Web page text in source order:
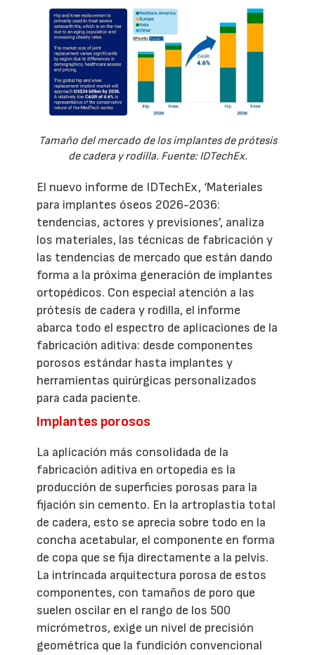
Tamaño del mercado de los implantes de prótesis
de cadera y rodilla. Fuente: IDTechEx.
El nuevo informe de IDTechEx, ‘Materiales
para implantes óseos 2026-2036:
tendencias, actores y previsiones’, analiza
los materiales, las técnicas de fabricación y
las tendencias de mercado que están dando
forma a la próxima generación de implantes
ortopédicos. Con especial atención a las
prótesis de cadera y rodilla, el informe
abarca todo el espectro de aplicaciones de la
fabricación aditiva: desde componentes
porosos estándar hasta implantes y
herramientas quirúrgicas personalizados
para cada paciente.
Implantes porosos
La aplicación más consolidada de la
fabricación aditiva en ortopedia es la
producción de superficies porosas para la
fijación sin cemento. En la artroplastia total
de cadera, esto se aprecia sobre todo en la
concha acetabular, el componente en forma
de copa que se fija directamente a la pelvis.
La intrincada arquitectura porosa de estos
componentes, con tamaños de poro que
suelen oscilar en el rango de los 500
micrómetros, exige un nivel de precisión
geométrica que la fundición convencional